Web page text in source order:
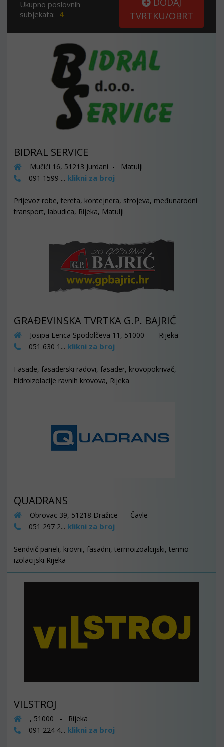
Ukupno poslovnih
subjekata: 4
TVRTKU/OBRT
BIDRAL SERVICE
Mučići 16, 51213 Jurdani - Matulji
091 1599 ... klikni za broj
Prijevoz robe, tereta, kontejnera, strojeva, međunarodni
transport, labudica, Rijeka, Matulji
GRAĐEVINSKA TVRTKA G.P. BAJRIĆ
Josipa Lenca Spodolčeva 11, 51000 - Rijeka
051 630 1... klikni za broj
Fasade, fasaderski radovi, fasader, krovopokrivač,
hidroizolacije ravnih krovova, Rijeka
QUADRANS
Obrovac 39, 51218 Dražice - Čavle
051 297 2... klikni za broj
Sendvič paneli, krovni, fasadni, termoizoalcijski, termo
izolacijski Rijeka
VILSTROJ
, 51000 - Rijeka
091 224 4... klikni za broj